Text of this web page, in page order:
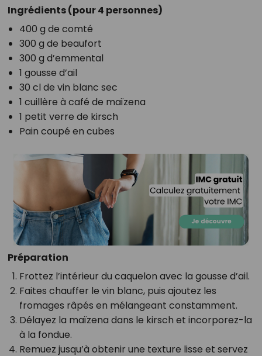
Ingrédients (pour 4 personnes)
400 g de comté
300 g de beaufort
300 g d’emmental
1 gousse d’ail
30 cl de vin blanc sec
1 cuillère à café de maïzena
1 petit verre de kirsch
Pain coupé en cubes
Préparation
Frottez l’intérieur du caquelon avec la gousse d’ail.
Faites chauffer le vin blanc, puis ajoutez les
fromages râpés en mélangeant constamment.
Délayez la maïzena dans le kirsch et incorporez-la
à la fondue.
Remuez jusqu’à obtenir une texture lisse et servez